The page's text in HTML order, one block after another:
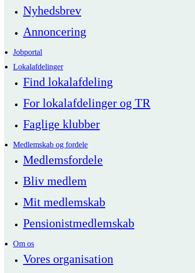
Nyhedsbrev
Annoncering
Jobportal
Lokalafdelinger
Find lokalafdeling
For lokalafdelinger og TR
Faglige klubber
Medlemskab og fordele
Medlemsfordele
Bliv medlem
Mit medlemskab
Pensionistmedlemskab
Om os
Vores organisation